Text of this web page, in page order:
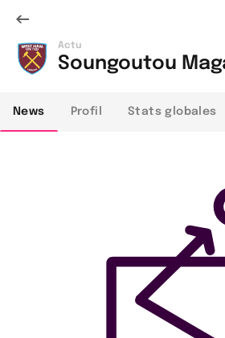
Actu
Soungoutou
News Profil Stats globales